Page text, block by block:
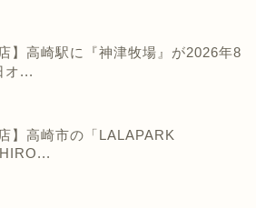
店】高崎駅に『神津牧場』が2026年8
オ...
店】高崎市の「LALAPARK